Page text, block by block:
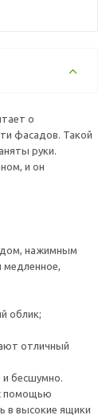
о
фасадов. Такой
руки.
и он
нажимным
облик;
отличный
бесшумно.
помощью
в высокие ящики